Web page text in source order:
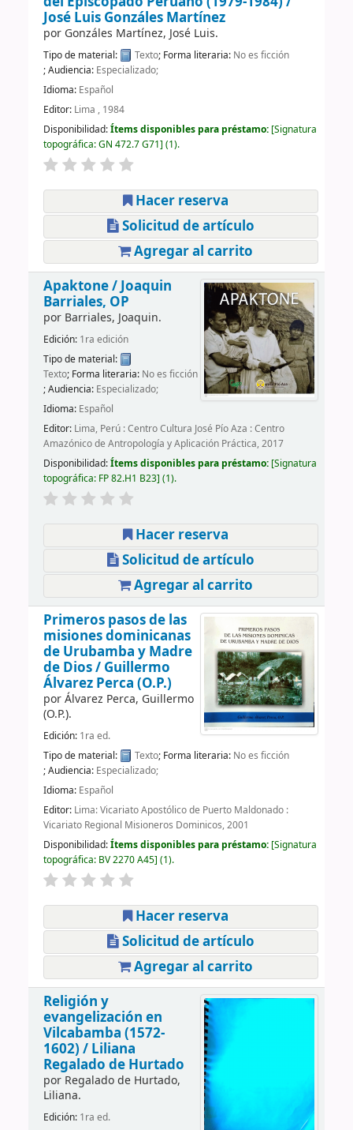
José Luis Gonzáles Martínez
por Gonzáles Martínez, José Luis.
Tipo de material: Texto; Forma literaria: No es ficción
; Audiencia: Especializado;
Idioma: Español
Editor: Lima , 1984
Disponibilidad:Ítems disponibles para préstamo: Signatura
topográfica:GN 472.7 G71 (1).
Hacer reserva
Solicitud de artículo
Agregar al carrito
Apaktone /Joaquin
Barriales, OP
por Barriales, Joaquin.
Edición: 1ra edición
Tipo de material:
Texto; Forma literaria: No es ficción
; Audiencia: Especializado;
Idioma: Español
Editor: Lima, Perú : Centro Cultura José Pío Aza : Centro
Amazónico de Antropología y Aplicación Práctica, 2017
Disponibilidad:Ítems disponibles para préstamo: Signatura
topográfica: FP 82.H1 B23 (1).
Hacer reserva
Solicitud de artículo
Agregar al carrito
Primeros pasos de las
misiones dominicanas
de Urubamba y Madre
de Dios / Guillermo
Álvarez Perca (O.P.)
porÁlvarez Perca, Guillermo
(O.P.).
Edición: 1ra ed.
Tipo de material:
Texto; Forma literaria: No es ficción
; Audiencia: Especializado;
Idioma: Español
Editor: Lima: Vicariato Apostólico de Puerto Maldonado :
Vicariato Regional Misioneros Dominicos, 2001
Disponibilidad:Ítems disponibles para préstamo: Signatura
topográfica: BV 2270 A45 (1).
Hacer reserva
Solicitud de artículo
Agregar al carrito
Religión y
evangelización en
Vilcabamba (1572-
1602) / Liliana
Regalado de Hurtado
por Regalado de Hurtado,
Liliana.
Edición: 1ra ed.